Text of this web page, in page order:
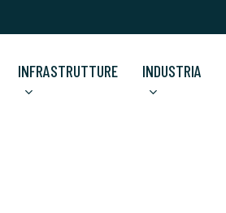
INFRASTRUTTURE INDUSTRIA